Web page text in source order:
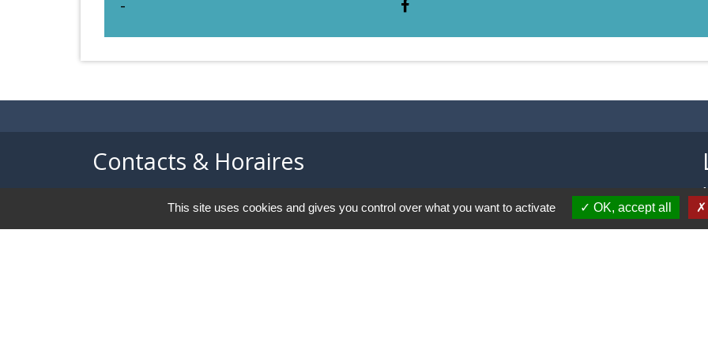
-
Contacts & Horaires
Commune d'AzéThis site uses cookies and gives you control over what you want to activate OK, accept all